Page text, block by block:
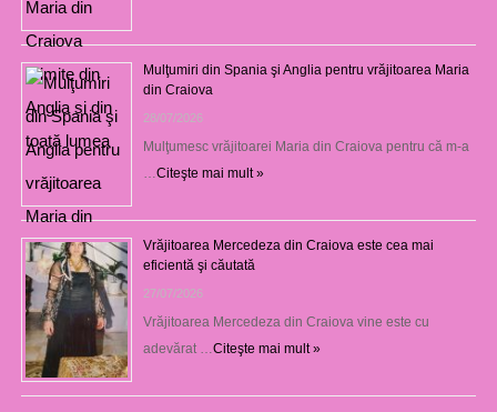
Mulţumiri din Spania şi Anglia pentru vrăjitoarea Maria
din Craiova
28/07/2026
Mulţumesc vrăjitoarei Maria din Craiova pentru că m-a
…Citeşte mai mult »
Vrăjitoarea Mercedeza din Craiova este cea mai
eficientă şi căutată
27/07/2026
Vrăjitoarea Mercedeza din Craiova vine este cu
adevărat …Citeşte mai mult »